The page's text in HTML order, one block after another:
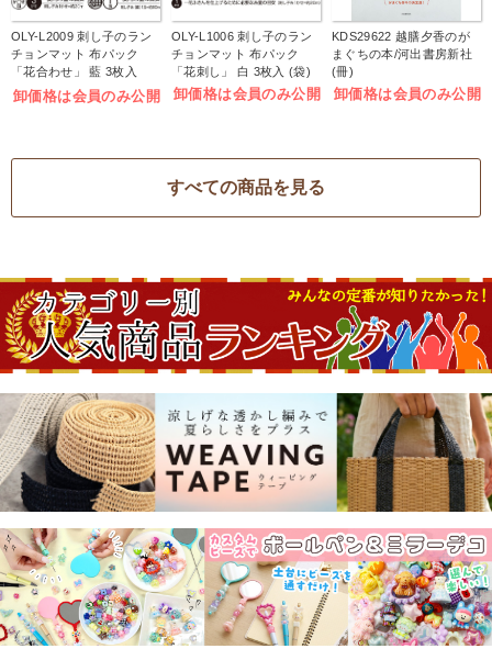
OLY-L2009 刺し子のラン
チョンマット 布パック
「花合わせ」 藍 3枚入
(袋)
卸価格は会員のみ公開
OLY-L1006 刺し子のラン
チョンマット 布パック
「花刺し」 白 3枚入 (袋)
卸価格は会員のみ公開
KDS29622 越膳夕香のが
まぐちの本/河出書房新社
(冊)
卸価格は会員のみ公開
すべての商品を見る